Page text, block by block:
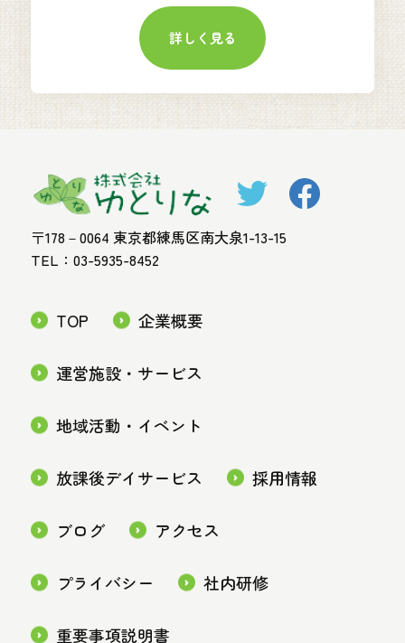
詳しく見る
〒178－0064 東京都練馬区南大泉1-13-15
TEL：03-5935-8452
TOP 企業概要
運営施設・サービス
地域活動・イベント
放課後デイサービス 採用情報
ブログ アクセス
プライバシー 社内研修
重要事項説明書